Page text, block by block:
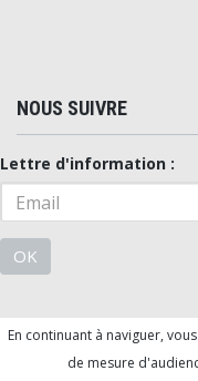
NOUS SUIVRE
Lettre d'information :
OK
© 2026 - Logiciel
En continuant à naviguer,
de mesure